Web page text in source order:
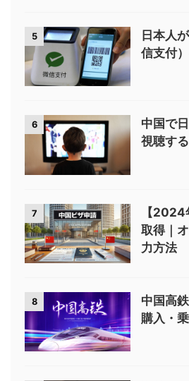
5
日本人
信支付
6
中国で
視聴す
7
【
取得｜
力方法
8
中国高
購入・